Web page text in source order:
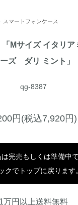
スマートフォンケース
Mサイズ イタリア
ズ ダリ ミント」
qg-8387
円(税込7,920円)
完売もしくは準備中で
クでトップに戻ります。
万円以上送料無料